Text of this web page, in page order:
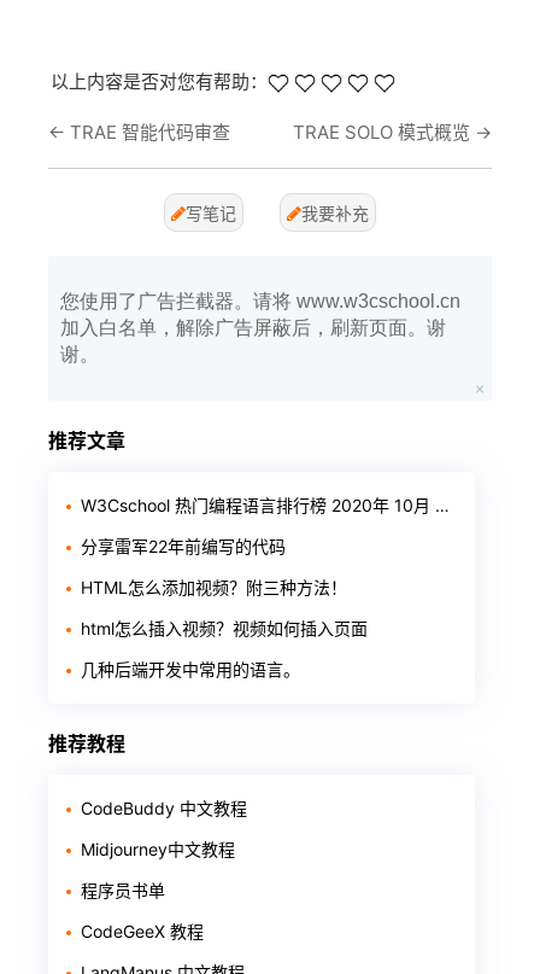
以上内容是否对您有帮助：
← TRAE 智能代码审查 TRAE SOLO 模式概览 →
写笔记 我要补充
您使用了广告拦截器。请将 www.w3cschool.cn
加入白名单，解除广告屏蔽后，刷新页面。谢
谢。
推荐文章
W3Cschool 热门编程语言排行榜 2020年 10月 TOP10
分享雷军22年前编写的代码
HTML怎么添加视频？附三种方法！
html怎么插入视频？视频如何插入页面
几种后端开发中常用的语言。
推荐教程
CodeBuddy 中文教程
Midjourney中文教程
程序员书单
CodeGeeX 教程